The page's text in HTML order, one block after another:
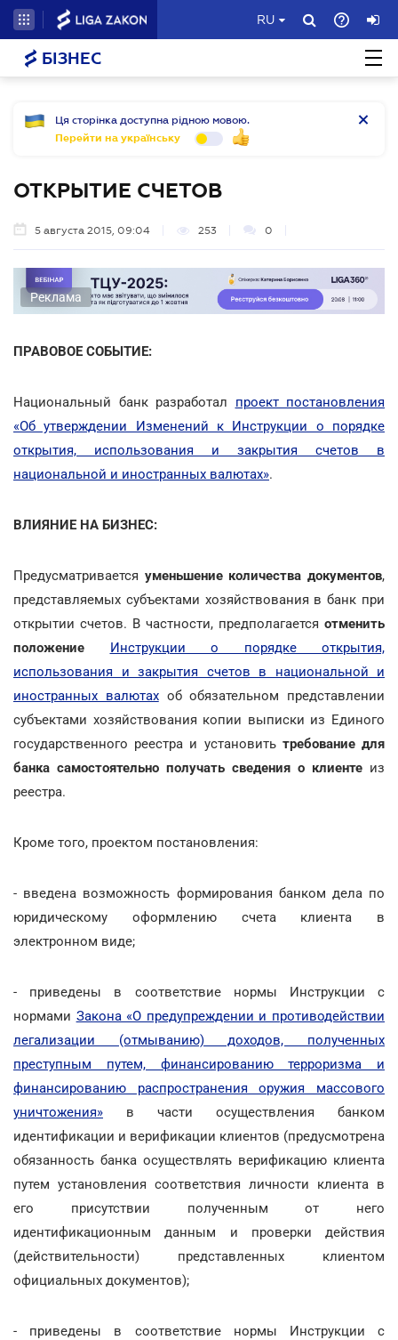
RU
БІЗНЕС
Ця сторінка доступна рідною мовою.
Перейти на українську
ОТКРЫТИЕ СЧЕТОВ
5 августа 2015, 09:04 253 0
Реклама
ПРАВОВОЕ СОБЫТИЕ:
Национальный банк разработал проект постановления
«Об утверждении Изменений к Инструкции о порядке
открытия, использования и закрытия счетов в
национальной и иностранных валютах».
ВЛИЯНИЕ НА БИЗНЕС:
Предусматривается уменьшение количества документов,
представляемых субъектами хозяйствования в банк при
открытии счетов. В частности, предполагается отменить
положение
Инструкции о порядке открытия,
использования и закрытия счетов в национальной и
иностранных валютахоб обязательном представлении
субъектами хозяйствования копии выписки из Единого
государственного реестра и установить требование для
банка самостоятельно получать сведения о клиенте из
реестра.
Кроме того, проектом постановления:
- введена возможность формирования банком дела по
юридическому оформлению счета клиента в
электронном виде;
- приведены в соответствие нормы Инструкции с
нормами Закона «О предупреждении и противодействии
легализации (отмыванию) доходов, полученных
преступным путем, финансированию терроризма и
финансированию распространения оружия массового
уничтожения» в части осуществления банком
идентификации и верификации клиентов (предусмотрена
обязанность банка осуществлять верификацию клиента
путем установления соответствия личности клиента в
его присутствии полученным от него
идентификационным данным и проверки действия
(действительности) представленных клиентом
официальных документов);
- приведены в соответствие нормы Инструкции с